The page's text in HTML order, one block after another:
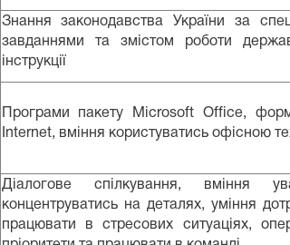
Знання законодавства України за
завданнями та змістом роботи
інструкції
Програми пакету Microsoft Office,
Internet, вміння користуватись офісною
Діалогове спілкування, вміння
концентруватись на деталях, уміння
працювати в стресових ситуаціях,